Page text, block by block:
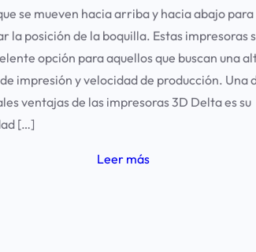
se mueven hacia arriba y hacia abajo para
la posición de la boquilla. Estas impresoras
opción para aquellos que buscan una
impresión y velocidad de producción. Una
ventajas de las impresoras 3D Delta es su
[…]
Leer más